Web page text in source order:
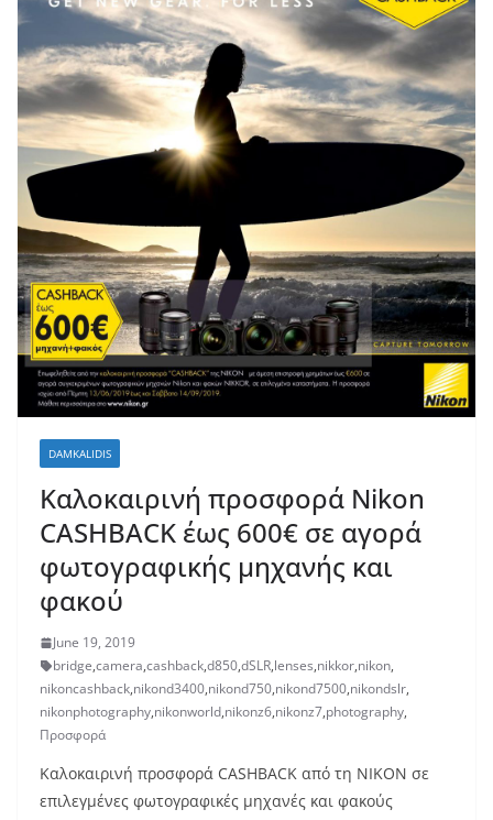
DAMKALIDIS
Καλοκαιρινή προσφορά Nikon
CASHBACK έως 600€ σε αγορά
φωτογραφικής μηχανής και
φακού
June 19, 2019
bridge,camera,cashback,d850,dSLR,lenses,nikkor,nikon,
nikoncashback,nikond3400,nikond750,nikond7500,nikondslr,
nikonphotography,nikonworld,nikonz6,nikonz7,photography,
Προσφορά
Καλοκαιρινή προσφορά CASHBACK από τη ΝΙΚΟΝ σε
επιλεγμένες φωτογραφικές μηχανές και φακούς